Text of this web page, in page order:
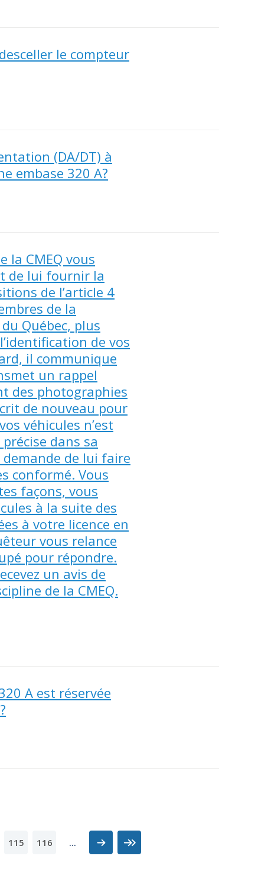
le compteur
(DA/DT) à
embase 320 A?
la CMEQ vous
de lui fournir la
de l’article 4
de la
Québec, plus
de vos
il communique
un rappel
des photographies
de nouveau pour
véhicules n’est
dans sa
de lui faire
conformé. Vous
façons, vous
à la suite des
à votre licence en
vous relance
pour répondre.
un avis de
de la CMEQ.
A est réservée
115 116 ... SuivantDernier